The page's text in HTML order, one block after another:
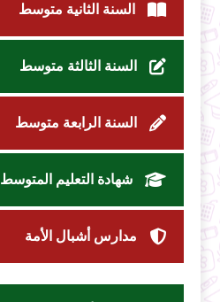
السنة الثانية متوسط
السنة الثالثة متوسط
السنة الرابعة متوسط
شهادة التعليم المتوسط
مدارس أشبال الأمة